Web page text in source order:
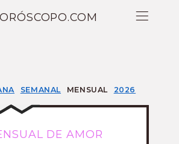
SEMANAL MENSUAL 2026
DE AMOR